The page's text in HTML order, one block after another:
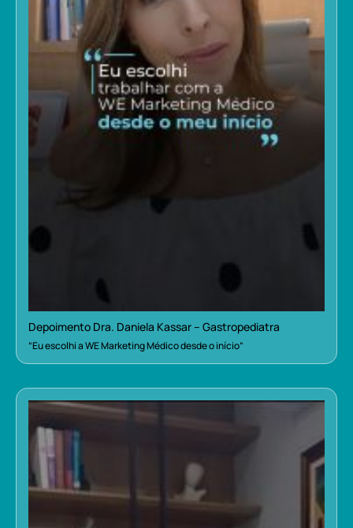
Depoimento Dra. Daniela Kassar – Gastropediatra
“Eu escolhi a WE Marketing Médico desde o início”